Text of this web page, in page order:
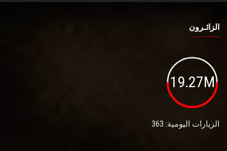
الزائـرون
19.27M
الزيارات اليومية: 363